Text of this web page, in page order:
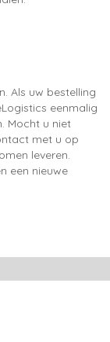
Als uw bestelling
eenmalig
Mocht u niet
met u op
leveren.
een nieuwe